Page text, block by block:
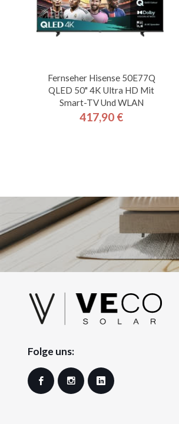
Fernseher Hisense 50E77Q
QLED 50" 4K Ultra HD Mit
Smart-TV Und WLAN
Preis
417,90 €
Folge uns:
Facebook Instagram